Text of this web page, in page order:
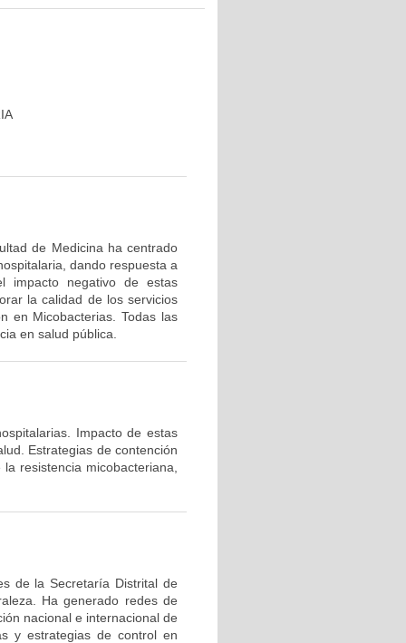
de Medicina ha centrado
dando respuesta a
impacto negativo de estas
la calidad de los servicios
en Micobacterias. Todas las
en salud pública.
Impacto de estas
Estrategias de contención
resistencia micobacteriana,
de la Secretaría Distrital de
Ha generado redes de
nacional e internacional de
y estrategias de control en